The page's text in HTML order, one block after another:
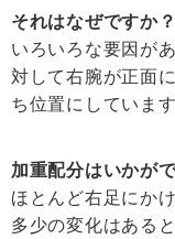
それはなぜですか？
いろいろな要因が
対して右腕が正面
ち位置にしています
加重配分はいかが
ほとんど右足にか
多少の変化はある